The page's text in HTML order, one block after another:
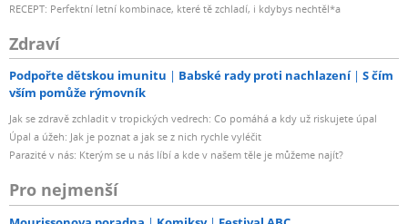
RECEPT: Perfektní letní kombinace, které tě zchladí, i kdybys nechtěl*a
Zdraví
Podpořte dětskou imunitu Babské rady proti nachlazení
S čím
vším pomůže rýmovník
Jak se zdravě zchladit v tropických vedrech: Co pomáhá a kdy už riskujete úpal
Úpal a úžeh: Jak je poznat a jak se z nich rychle vyléčit
Parazité v nás: Kterým se u nás líbí a kde v našem těle je můžeme najít?
Pro nejmenší